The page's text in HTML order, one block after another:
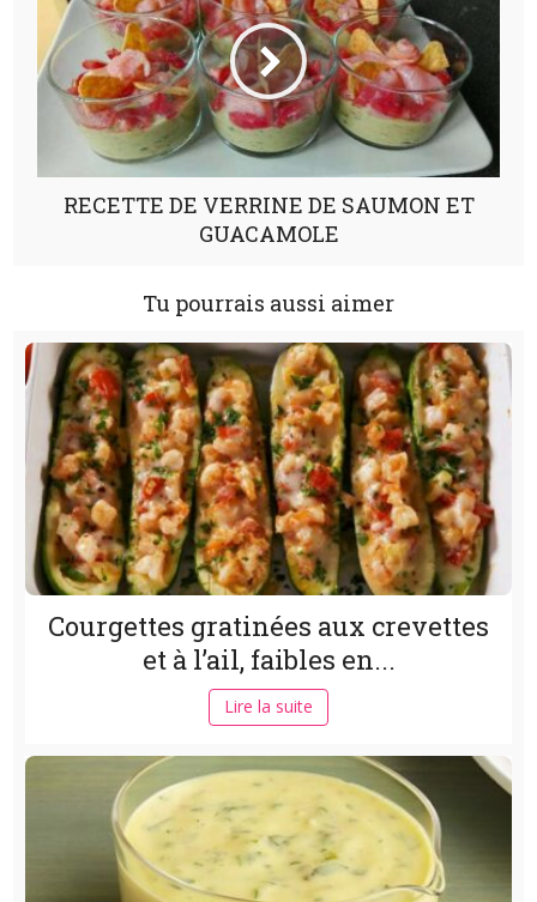
RECETTE DE VERRINE DE SAUMON ET
GUACAMOLE
Tu pourrais aussi aimer
Courgettes gratinées aux crevettes
et à l’ail, faibles en...
Lire la suite